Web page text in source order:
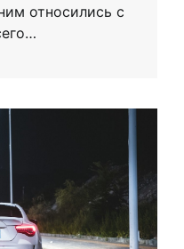
относились с